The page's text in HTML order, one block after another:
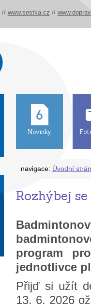
Novinky
navigace: Úvodní
Rozhýbej
program
jednotlivce
Přijď si užít
13. 6. 2026
// www.sestka.cz //